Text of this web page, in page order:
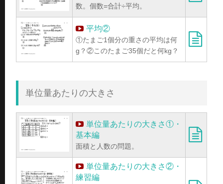
数。個数=合計÷平均。
平均②
①たまご1個分の重さの平均は何
g？②このたまご35個だと何kg？
単位量あたりの大きさ
単位量あたりの大きさ①・
基本編
面積と人数の問題。
単位量あたりの大きさ②・
練習編